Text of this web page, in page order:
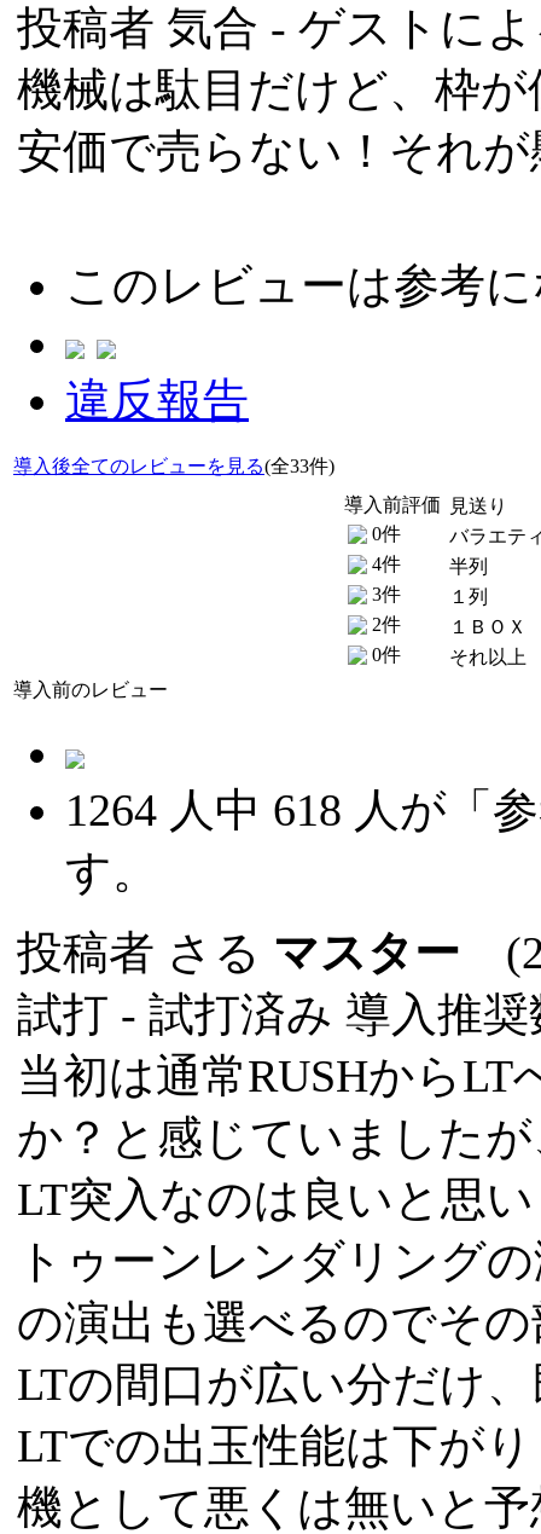
投稿者 気合 - ゲストに
機械は駄目だけど、枠
安価で売らない！それ
このレビューは参考
違反報告
導入後全てのレビューを見る(全33件)
導入前評価
0件
4件
3件
2件
0件
見送り
バラエテ
半列
１列
１ＢＯＸ
それ以上
導入前のレビュー
1264 人中 618 人が「
す。
投稿者 さる マスター
試打 - 試打済み 導入推
当初は通常RUSHから
か？と感じていました
LT突入なのは良いと思
トゥーンレンダリング
の演出も選べるのでそ
LTの間口が広い分だけ
LTでの出玉性能は下が
機として悪くは無いと